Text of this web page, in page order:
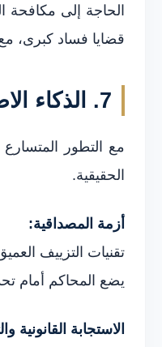
الحاجة إلى مكافحة
قضايا فساد كبرى،
7. الذكاء الاصطناعي والتزييف العميق: عصر ما بعد الثقة
مع التطور
الحقيقية.
أزمة المصداقية:
يضع المحاكم
الاستجابة القانونية